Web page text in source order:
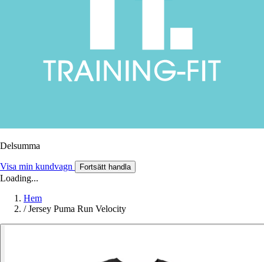
Delsumma
Visa min kundvagn Fortsätt handla
Loading...
Hem
/ Jersey Puma Run Velocity